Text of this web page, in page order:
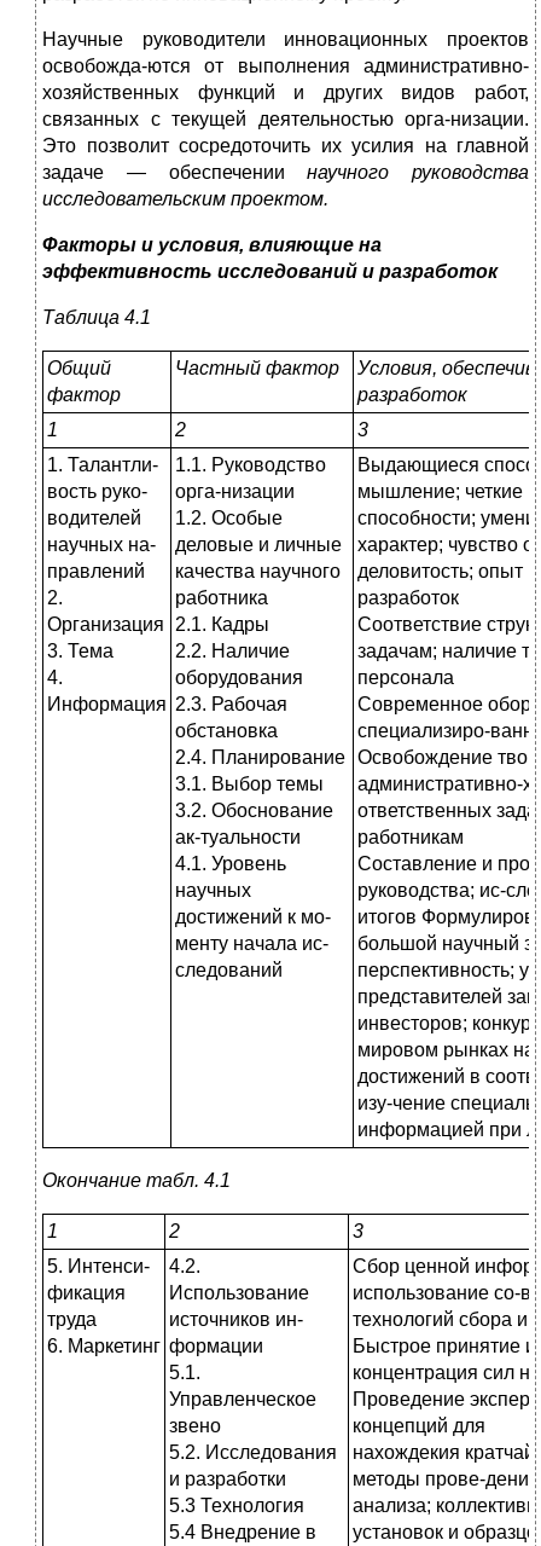
Научные руководители инновационных проектов
освобожда-ются от выполнения административно-
хозяйственных функций и других видов работ,
связанных с текущей деятельностью орга-низации.
Это позволит сосредоточить их усилия на главной
задаче — обеспечениинаучного руководства
исследовательским проектом.
Факторы и условия, влияющие на
эффективность исследований и разработок
Таблица 4.1
Общий
фактор
Частный фактор
Условия,
разработок
1
2
3
1. Талантли-
вость руко-
водителей
научных на-
правлений
2.
Организация
3. Тема
4.
Информация
1.1. Руководство
орга-низации
1.2. Особые
деловые и личные
качества научного
работника
2.1. Кадры
2.2. Наличие
оборудования
2.3. Рабочая
обстановка
2.4. Планирование
3.1. Выбор темы
3.2. Обоснование
ак-туальности
4.1. Уровень
научных
достижений к мо-
менту начала ис-
следований
Выдающиеся
мышление; четкие
способности;
характер; чувство
деловитость; опыт
разработок
Соответствие
задачам; наличие
персонала
Современное
специализиро-
Освобождение
административно-
ответственных
работникам
Составление и
руководства; ис-
итогов
большой научный
перспективность;
представителей
инвесторов;
мировом рынках
достижений в
изу-чение
информацией при
Окончание табл. 4.1
1 2
3
5. Интенси-
фикация
труда
6. Маркетинг
4.2.
Использование
источников ин-
формации
5.1.
Управленческое
звено
5.2. Исследования
и разработки
5.3 Технология
5.4 Внедрение в
Сбор ценной
использование со-
технологий сбора
Быстрое принятие
концентрация сил
Проведение
концепций для
нахождекия
методы прове-дения
анализа;
установок и